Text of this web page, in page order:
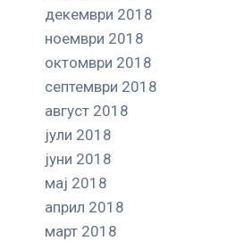
декември 2018
ноември 2018
октомври 2018
септември 2018
август 2018
јули 2018
јуни 2018
мај 2018
април 2018
март 2018